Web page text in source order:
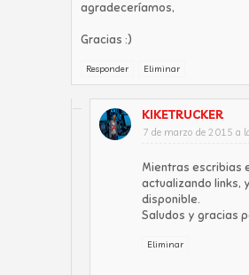
agradeceríamos,
Gracias :)
Responder Eliminar
KIKETRUCKER
7 de marzo de 2015 a
Mientras escribias
actualizando links,
disponible.
Saludos y gracias
Eliminar